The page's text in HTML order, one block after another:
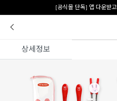
[공식몰 단독] 앱 다운받고
상세정보